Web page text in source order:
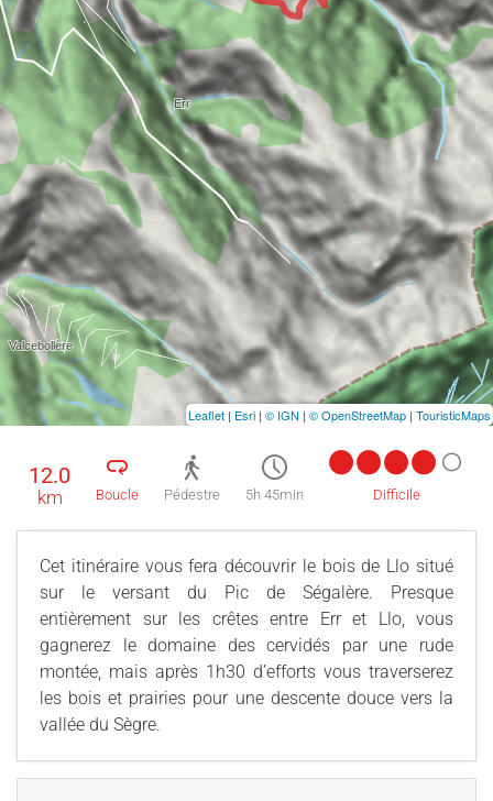
12.0
km Boucle Pédestre 5h 45min Difficile
Cet itinéraire vous fera découvrir le bois de Llo situé
sur le versant du Pic de Ségalère. Presque
entièrement sur les crêtes entre Err et Llo, vous
gagnerez le domaine des cervidés par une rude
montée, mais après 1h30 d’efforts vous traverserez
les bois et prairies pour une descente douce vers la
vallée du Sègre.
Leaflet | Esri | © IGN | © OpenStreetMap | TouristicMaps